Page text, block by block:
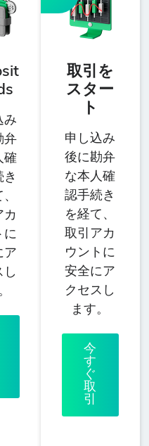
み
弁
確
カ
に
ア
し
取引を
スター
ト
申し込み
後に勘弁
な本人確
認手続き
を経て、
取引アカ
ウントに
安全にア
クセスし
ます。
今
す
ぐ
取
引